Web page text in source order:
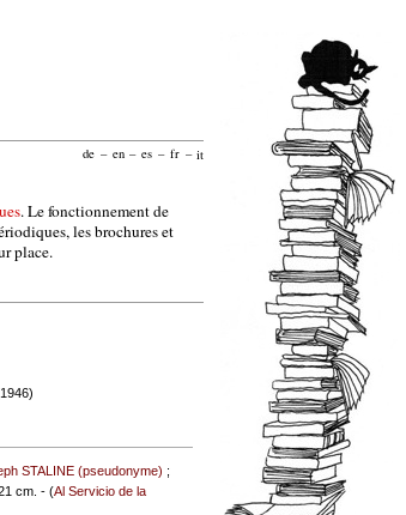
de – en – es – fr – it
. Le fonctionnement de
les brochures et
place.
STALINE (pseudonyme) ;
cm. - (Al Servicio de la